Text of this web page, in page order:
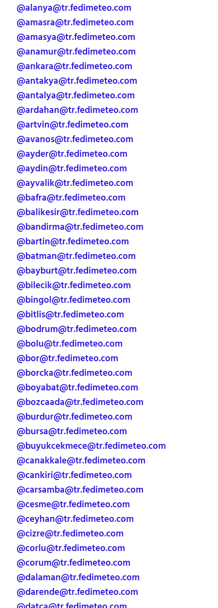
@alanya@tr.fedimeteo.com
@amasra@tr.fedimeteo.com
@amasya@tr.fedimeteo.com
@anamur@tr.fedimeteo.com
@ankara@tr.fedimeteo.com
@antakya@tr.fedimeteo.com
@antalya@tr.fedimeteo.com
@ardahan@tr.fedimeteo.com
@artvin@tr.fedimeteo.com
@avanos@tr.fedimeteo.com
@ayder@tr.fedimeteo.com
@aydin@tr.fedimeteo.com
@ayvalik@tr.fedimeteo.com
@bafra@tr.fedimeteo.com
@balikesir@tr.fedimeteo.com
@bandirma@tr.fedimeteo.com
@bartin@tr.fedimeteo.com
@batman@tr.fedimeteo.com
@bayburt@tr.fedimeteo.com
@bilecik@tr.fedimeteo.com
@bingol@tr.fedimeteo.com
@bitlis@tr.fedimeteo.com
@bodrum@tr.fedimeteo.com
@bolu@tr.fedimeteo.com
@bor@tr.fedimeteo.com
@borcka@tr.fedimeteo.com
@boyabat@tr.fedimeteo.com
@bozcaada@tr.fedimeteo.com
@burdur@tr.fedimeteo.com
@bursa@tr.fedimeteo.com
@buyukcekmece@tr.fedimeteo.com
@canakkale@tr.fedimeteo.com
@cankiri@tr.fedimeteo.com
@carsamba@tr.fedimeteo.com
@cesme@tr.fedimeteo.com
@ceyhan@tr.fedimeteo.com
@cizre@tr.fedimeteo.com
@corlu@tr.fedimeteo.com
@corum@tr.fedimeteo.com
@dalaman@tr.fedimeteo.com
@darende@tr.fedimeteo.com